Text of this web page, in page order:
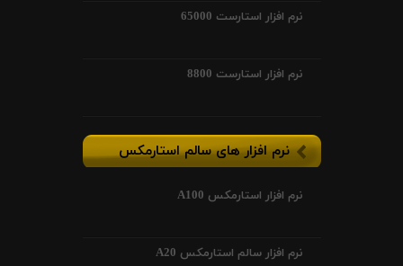
نرم افزار استارست 65000
نرم افزار استارست 8800
نرم افزار های سالم استارمکس
نرم افزار استارمکس A100
نرم افزار سالم استارمکس A20